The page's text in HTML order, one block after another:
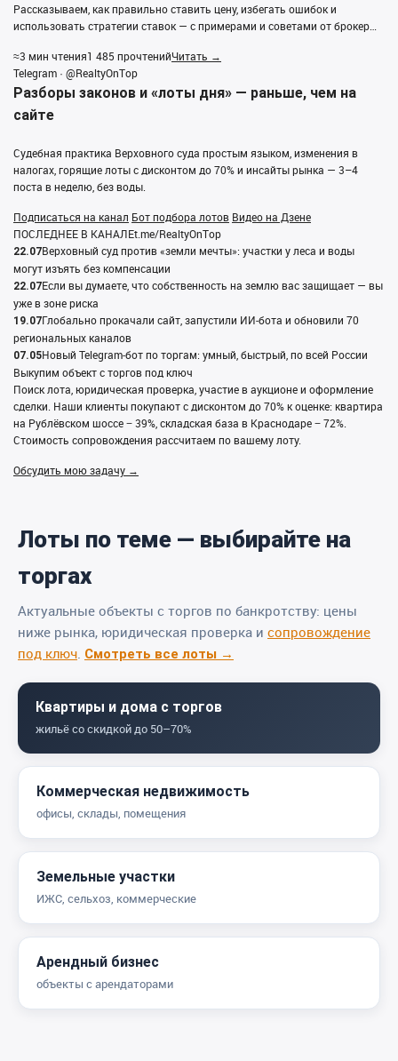
Рассказываем, как правильно ставить цену, избегать ошибок и
использовать стратегии ставок — с примерами и советами от брокер…
≈3 мин чтения1 485 прочтенийЧитать →
Telegram · @RealtyOnTop
Разборы законов и «лоты дня» — раньше, чем на
сайте
Судебная практика Верховного суда простым языком, изменения в
налогах, горящие лоты с дисконтом до 70% и инсайты рынка — 3–4
поста в неделю, без воды.
Подписаться на канал Бот подбора лотов Видео на Дзене
ПОСЛЕДНЕЕ В КАНАЛЕt.me/RealtyOnTop
22.07Верховный суд против «земли мечты»: участки у леса и воды
могут изъять без компенсации
22.07Если вы думаете, что собственность на землю вас защищает — вы
уже в зоне риска
19.07Глобально прокачали сайт, запустили ИИ‑бота и обновили 70
региональных каналов
07.05Новый Telegram‑бот по торгам: умный, быстрый, по всей России
Выкупим объект с торгов под ключ
Поиск лота, юридическая проверка, участие в аукционе и оформление
сделки. Наши клиенты покупают с дисконтом до 70% к оценке: квартира
на Рублёвском шоссе − 39%, складская база в Краснодаре − 72%.
Стоимость сопровождения рассчитаем по вашему лоту.
Обсудить мою задачу →
Лоты по теме — выбирайте на
торгах
Актуальные объекты с торгов по банкротству: цены
ниже рынка, юридическая проверка и сопровождение
под ключ. Смотреть все лоты →
Квартиры и дома с торгов
жильё со скидкой до 50–70%
Коммерческая недвижимость
офисы, склады, помещения
Земельные участки
ИЖС, сельхоз, коммерческие
Арендный бизнес
объекты с арендаторами